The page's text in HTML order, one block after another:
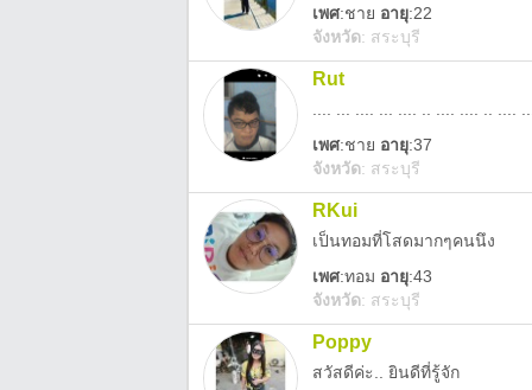
เพศ:ชาย อายุ:22
จังหวัด: สระบุรี
Rut
เพศ:ชาย อายุ:37
จังหวัด: สระบุรี
RKui
เป็นทอมที่โสดมากๆคนนึง
เพศ:ทอม อายุ:43
จังหวัด: สระบุรี
Poppy
สวัสดีค่ะ.. ยินดีที่รู้จัก